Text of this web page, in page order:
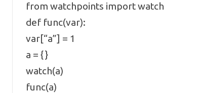
from watchpoints import watch
def func(var):
var[“a”] = 1
a = {}
watch(a)
func(a)